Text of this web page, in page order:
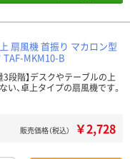
扇風機 首振り マカロン型
MKM10-B
3段階】デスクやテーブルの上
い、卓上タイプの扇風機です。
販売価格（税込） ￥2,728